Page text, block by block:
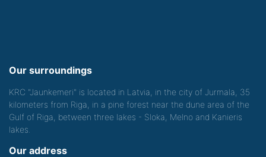
Our surroundings
KRC "Jaunkemeri" is located in Latvia, in the city of Jurmala, 35
kilometers from Riga, in a pine forest near the dune area of the
Gulf of Riga, between three lakes - Sloka, Melno and Kanieris
lakes.
Our address